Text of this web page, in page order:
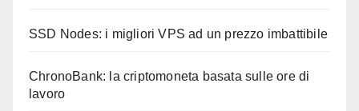
SSD Nodes: i migliori VPS ad un prezzo imbattibile
ChronoBank: la criptomoneta basata sulle ore di
lavoro